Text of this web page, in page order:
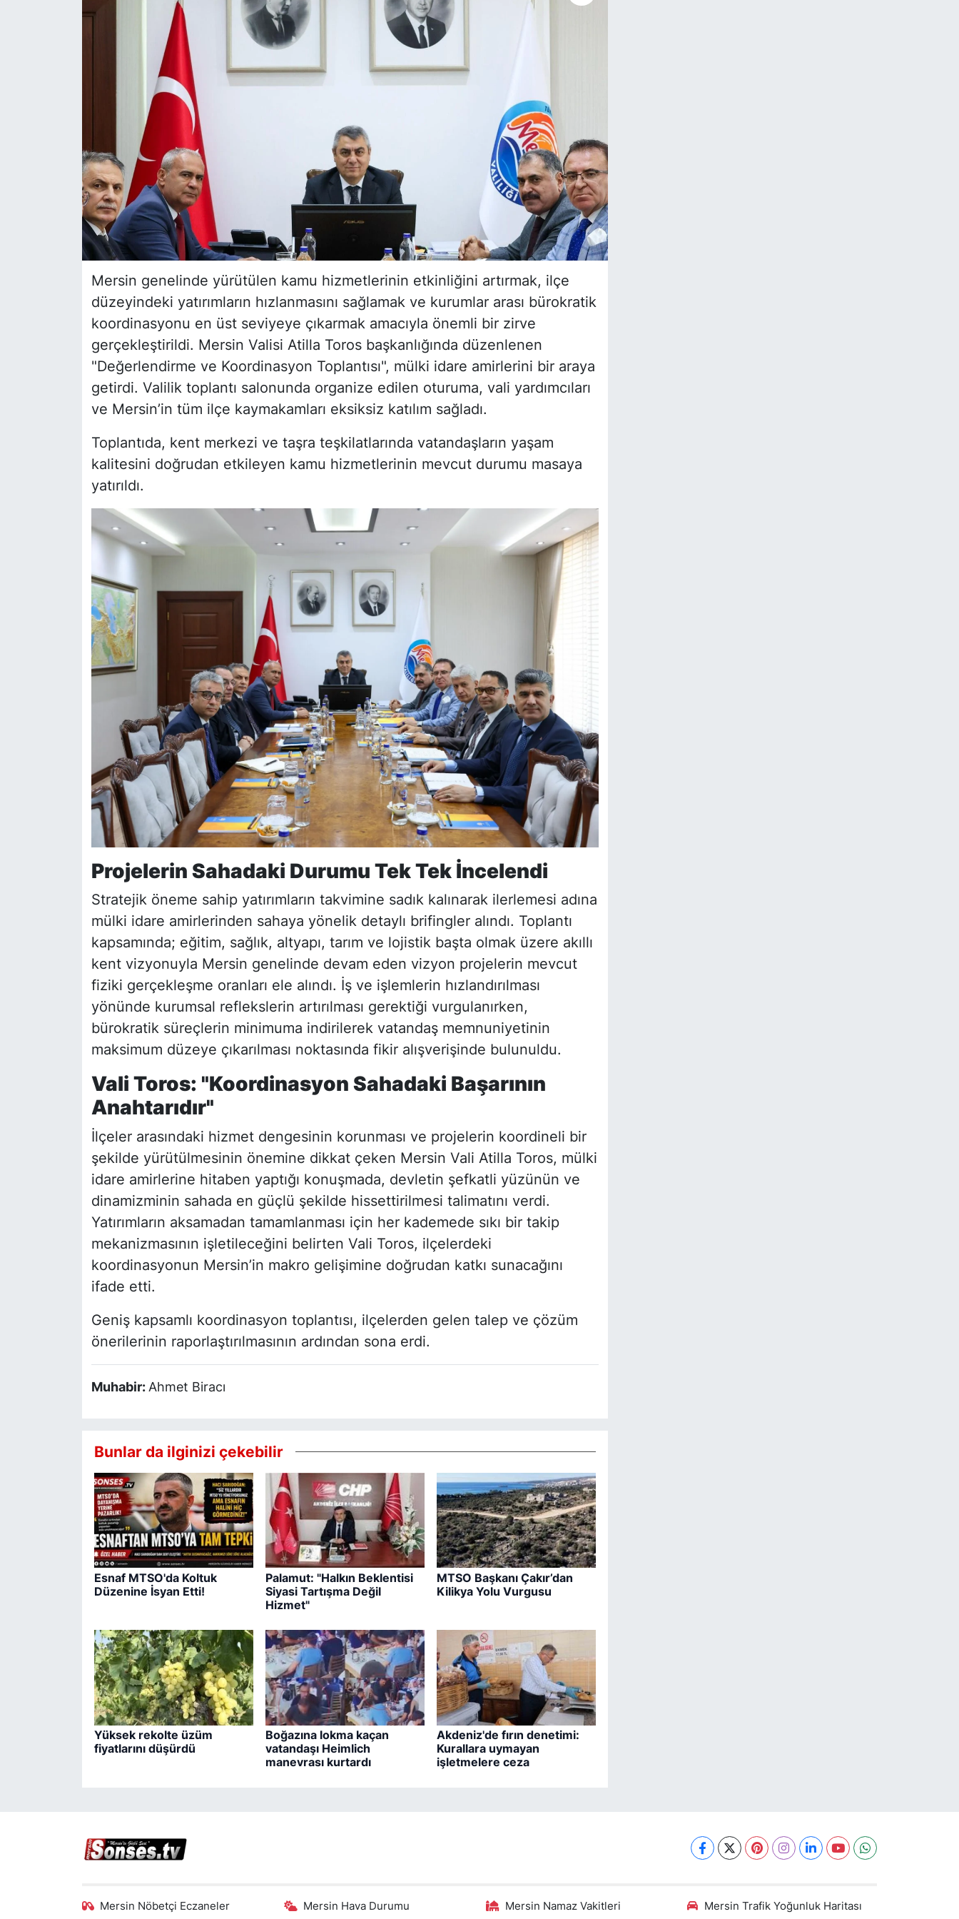
Mersin genelinde yürütülen kamu hizmetlerinin etkinliğini artırmak, ilçe
düzeyindeki yatırımların hızlanmasını sağlamak ve kurumlar arası bürokratik
koordinasyonu en üst seviyeye çıkarmak amacıyla önemli bir zirve
gerçekleştirildi. Mersin Valisi Atilla Toros başkanlığında düzenlenen
"Değerlendirme ve Koordinasyon Toplantısı", mülki idare amirlerini bir araya
getirdi. Valilik toplantı salonunda organize edilen oturuma, vali yardımcıları
ve Mersin’in tüm ilçe kaymakamları eksiksiz katılım sağladı.
Toplantıda, kent merkezi ve taşra teşkilatlarında vatandaşların yaşam
kalitesini doğrudan etkileyen kamu hizmetlerinin mevcut durumu masaya
yatırıldı.
Projelerin Sahadaki Durumu Tek Tek İncelendi
Stratejik öneme sahip yatırımların takvimine sadık kalınarak ilerlemesi adına
mülki idare amirlerinden sahaya yönelik detaylı brifingler alındı. Toplantı
kapsamında; eğitim, sağlık, altyapı, tarım ve lojistik başta olmak üzere akıllı
kent vizyonuyla Mersin genelinde devam eden vizyon projelerin mevcut
fiziki gerçekleşme oranları ele alındı. İş ve işlemlerin hızlandırılması
yönünde kurumsal reflekslerin artırılması gerektiği vurgulanırken,
bürokratik süreçlerin minimuma indirilerek vatandaş memnuniyetinin
maksimum düzeye çıkarılması noktasında fikir alışverişinde bulunuldu.
Vali Toros: "Koordinasyon Sahadaki Başarının
Anahtarıdır"
İlçeler arasındaki hizmet dengesinin korunması ve projelerin koordineli bir
şekilde yürütülmesinin önemine dikkat çeken Mersin Vali Atilla Toros, mülki
idare amirlerine hitaben yaptığı konuşmada, devletin şefkatli yüzünün ve
dinamizminin sahada en güçlü şekilde hissettirilmesi talimatını verdi.
Yatırımların aksamadan tamamlanması için her kademede sıkı bir takip
mekanizmasının işletileceğini belirten Vali Toros, ilçelerdeki
koordinasyonun Mersin’in makro gelişimine doğrudan katkı sunacağını
ifade etti.
Geniş kapsamlı koordinasyon toplantısı, ilçelerden gelen talep ve çözüm
önerilerinin raporlaştırılmasının ardından sona erdi.
Muhabir: Ahmet Biracı
Bunlar da ilginizi çekebilir
Esnaf MTSO'da Koltuk
Düzenine İsyan Etti!
Palamut: "Halkın Beklentisi
Siyasi Tartışma Değil
Hizmet"
MTSO Başkanı Çakır’dan
Kilikya Yolu Vurgusu
Yüksek rekolte üzüm
fiyatlarını düşürdü
Boğazına lokma kaçan
vatandaşı Heimlich
manevrası kurtardı
Akdeniz'de fırın denetimi:
Kurallara uymayan
işletmelere ceza
Mersin Nöbetçi Eczaneler Mersin Hava Durumu Mersin Namaz Vakitleri Mersin Trafik Yoğunluk Haritası